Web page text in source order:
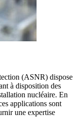
(ASNR) dispose
à disposition des
nucléaire. En
applications sont
une expertise